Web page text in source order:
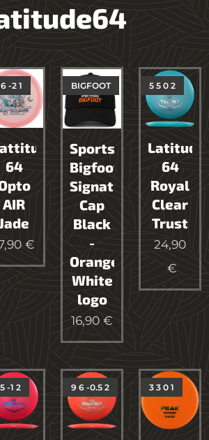
64
AIR
-2 1
€
Sportstore
Bigfoot
Signature
Cap
Black
-
Orange
White
logo
BIGFOOT
16,90 €
Latitude
64
Royal
Clear
Trust
5 5 0 2
24,90
€
-1 2 9 6 -0.5 2 3 3 0 1